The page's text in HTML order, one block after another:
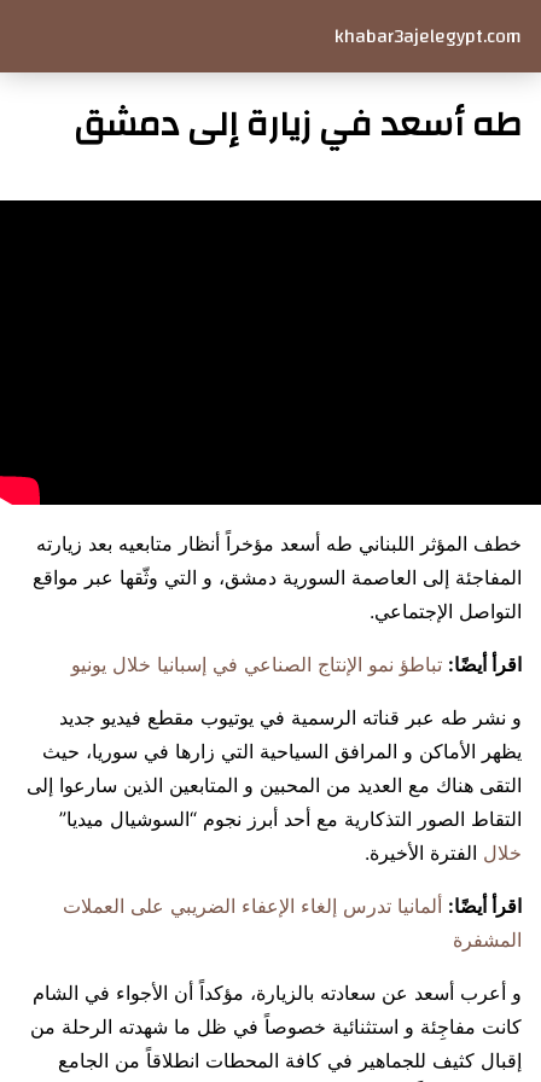
khabar3ajelegypt.com
طه أسعد في زيارة إلى دمشق
خطف المؤثر اللبناني طه أسعد مؤخراً أنظار متابعيه بعد زيارته
المفاجئة إلى العاصمة السورية دمشق، و التي وثّقها عبر مواقع
التواصل الإجتماعي.
اقرأ أيضًا: تباطؤ نمو الإنتاج الصناعي في إسبانيا خلال يونيو
و نشر طه عبر قناته الرسمية في يوتيوب مقطع فيديو جديد
يظهر الأماكن و المرافق السياحية التي زارها في سوريا، حيث
التقى هناك مع العديد من المحبين و المتابعين الذين سارعوا إلى
التقاط الصور التذكارية مع أحد أبرز نجوم “السوشيال ميديا”
خلال الفترة الأخيرة.
اقرأ أيضًا: ألمانيا تدرس إلغاء الإعفاء الضريبي على العملات
المشفرة
و أعرب أسعد عن سعادته بالزيارة، مؤكداً أن الأجواء في الشام
كانت مفاجِئة و استثنائية خصوصاً في ظل ما شهدته الرحلة من
إقبال كثيف للجماهير في كافة المحطات انطلاقاً من الجامع